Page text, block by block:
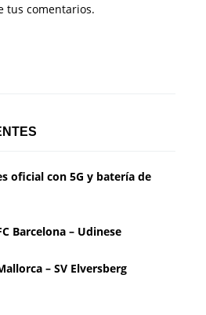
tus comentarios.
oficial con 5G y batería de
Barcelona – Udinese
– SV Elversberg